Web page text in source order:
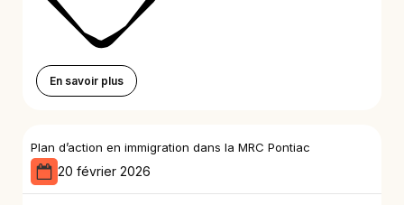
En savoir plus
Plan d’action en immigration dans la MRC Pontiac
20 février 2026